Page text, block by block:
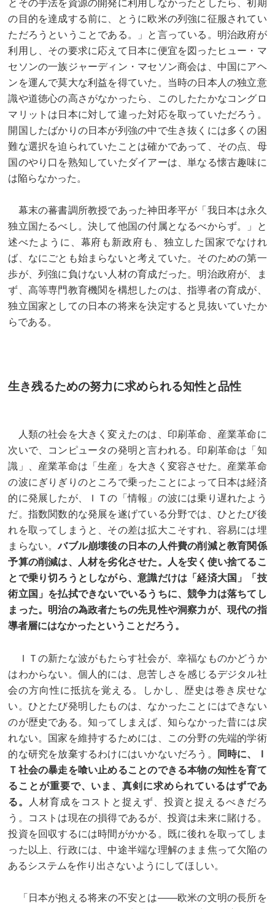
とその手法を資源の開発に利用しなかったとしたら、初期
の目的を達成する前に、とうに欧米の列強に征服されてい
ただろうということである。」と言っている。明治政府が
利用し、その要求に応えて日本に便宜を図ったヒュー・マ
セソンの一族ジャーディン・マセソン商会は、中国にアヘ
ンを運んで莫大な利益を得ていた。当時の日本人の独立意
識や道徳心の高さがなかったら、このしたたかなコングロ
マリットは日本に対して違った対応を取っていただろう。
開国したばかりの日本が列強の中で生き抜くには多くの困
難な選択を迫られていたことは確かであって、その点、母
国のやり口を熟知していたダイアーは、単なる懐古趣味に
は陥らなかった。
幕末の蕃書調所教授であった神田孝平が「我日本は永久
独立国たるべし。決して他国の付属となるべからず。」と
述べたように、幕府も新政府も、独立した国家でなけれ
ば、なにごとも始まらないと考えていた。そのための第一
歩が、列強に負けない人材の育成だった。明治政府が、ま
ず、高等専門教育機関を構想したのは、指導者の育成が、
独立国家としての日本の将来を決定すると見抜いていたか
らである。
生き残るための努力に求められる知性と品性
人類の社会を大きく変えたのは、印刷革命、産業革命に
次いで、コンピュータの発明と言われる。印刷革命は「知
識」、産業革命は「生産」を大きく変容させた。産業革命
の波にぎりぎりのところで乗ったことによって日本は経済
的に発展したが、ＩＴの「情報」の波には乗り遅れたよう
だ。指数関数的な発展を遂げている分野では、ひとたび後
れを取ってしまうと、その差は拡大こそすれ、容易には埋
まらない。バブル崩壊後の日本の人件費の削減と教育関係
予算の削減は、人材を劣化させた。人を安く使い捨てるこ
とで乗り切ろうとしながら、意識だけは「経済大国」「技
術立国」を払拭できないでいるうちに、競争力は落ちてし
まった。明治の為政者たちの先見性や洞察力が、現代の指
導者層にはなかったということだろう。
ＩＴの新たな波がもたらす社会が、幸福なものかどうか
はわからない。個人的には、息苦しさを感じるデジタル社
会の方向性に抵抗を覚える。しかし、歴史は巻き戻せな
い。ひとたび発明したものは、なかったことにはできない
のが歴史である。知ってしまえば、知らなかった昔には戻
れない。国家を維持するためには、この分野の先端的学術
的な研究を放棄するわけにはいかないだろう。
同時に、Ｉ
Ｔ社会の暴走を喰い止めることのできる本物の知性を育て
ることが重要で、いま、真剣に求められているはずであ
る。
人材育成をコストと捉えず、投資と捉えるべきだろ
う。コストは現在の損得であるが、投資は未来に賭ける。
投資を回収するには時間がかかる。既に後れを取ってしま
った以上、行政には、中途半端な理解のまま焦って欠陥の
あるシステムを作り出さないようにしてほしい。
「日本が抱える将来の不安とは——欧米の文明の長所を